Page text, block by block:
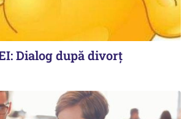
Dialog după divorț